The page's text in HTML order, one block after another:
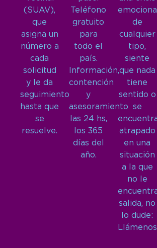
(SUAV),
que
asigna un
número a
cada
solicitud
y le da
seguimiento
hasta que
se
resuelve.
Teléfono
gratuito
para
todo el
país.
Información,
contención
y
asesoramiento
las 24 hs,
los 365
días del
año.
emocional
de
cualquier
tipo,
siente
que nada
tiene
sentido o
se
atrapado
en una
situación
a la que
no le
salida, no
lo dude: